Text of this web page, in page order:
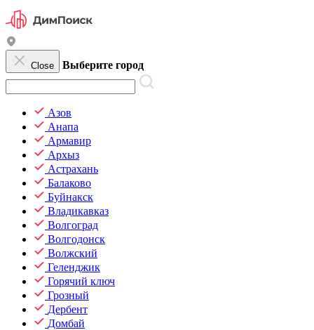
Close Выберите город
Азов
Анапа
Армавир
Архыз
Астрахань
Балаково
Буйнакск
Владикавказ
Волгоград
Волгодонск
Волжский
Геленджик
Горячий ключ
Грозный
Дербент
Домбай